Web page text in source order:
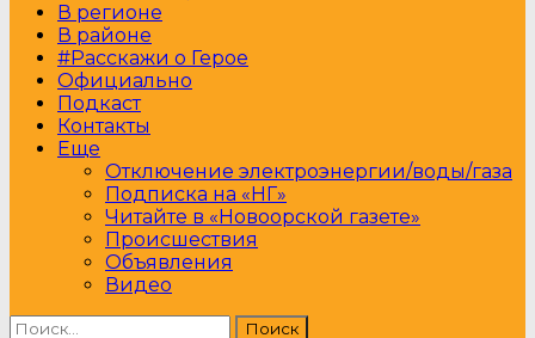
В регионе
В районе
#Расскажи о Герое
Официально
Подкаст
Контакты
Еще
Отключение электроэнергии/воды/газа
Подписка на «НГ»
Читайте в «Новоорской газете»
Происшествия
Объявления
Видео
Найти: